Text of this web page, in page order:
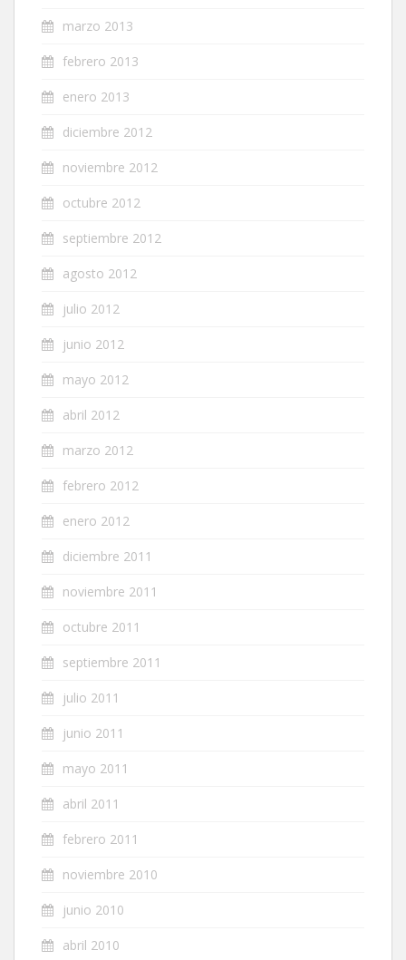
marzo 2013
febrero 2013
enero 2013
diciembre 2012
noviembre 2012
octubre 2012
septiembre 2012
agosto 2012
julio 2012
junio 2012
mayo 2012
abril 2012
marzo 2012
febrero 2012
enero 2012
diciembre 2011
noviembre 2011
octubre 2011
septiembre 2011
julio 2011
junio 2011
mayo 2011
abril 2011
febrero 2011
noviembre 2010
junio 2010
abril 2010